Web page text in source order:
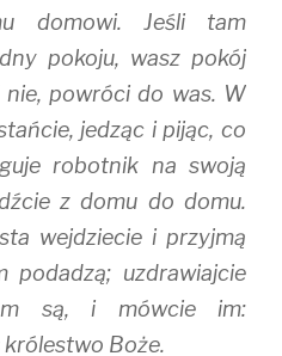
domowi. Jeśli tam
pokoju, wasz pokój
powróci do was. W
jedząc i pijąc, co
robotnik na swoją
z domu do domu.
wejdziecie i przyjmą
podadzą; uzdrawiajcie
są, i mówcie im:
królestwo Boże.